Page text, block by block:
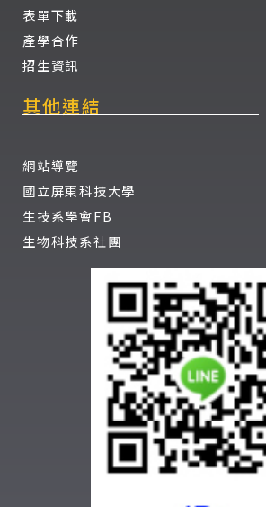
表單下載
產學合作
招生資訊
其他連結
網站導覽
國立屏東科技大學
生技系學會FB
生物科技系社團